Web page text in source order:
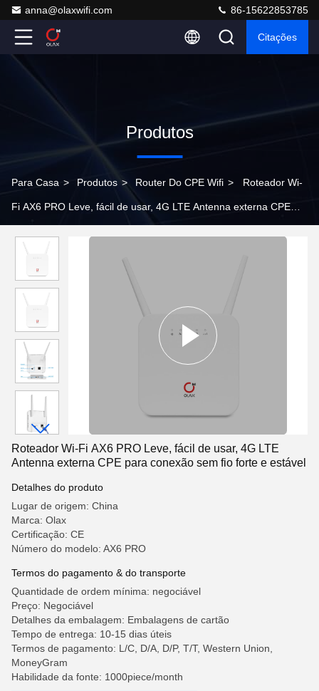
anna@olaxwifi.com 86-15622853785
Citações
Produtos
Para Casa > Produtos > Router Do CPE Wifi > Roteador Wi-
Fi AX6 PRO Leve, fácil de usar, 4G LTE Antenna externa CPE
Roteador Wi-Fi AX6 PRO Leve, fácil de usar, 4G LTE
Antenna externa CPE para conexão sem fio forte e estável
Detalhes do produto
Lugar de origem: China
Marca: Olax
Certificação: CE
Número do modelo: AX6 PRO
Termos do pagamento & do transporte
Quantidade de ordem mínima: negociável
Preço: Negociável
Detalhes da embalagem: Embalagens de cartão
Tempo de entrega: 10-15 dias úteis
Termos de pagamento: L/C, D/A, D/P, T/T, Western Union,
MoneyGram
Habilidade da fonte: 1000piece/month